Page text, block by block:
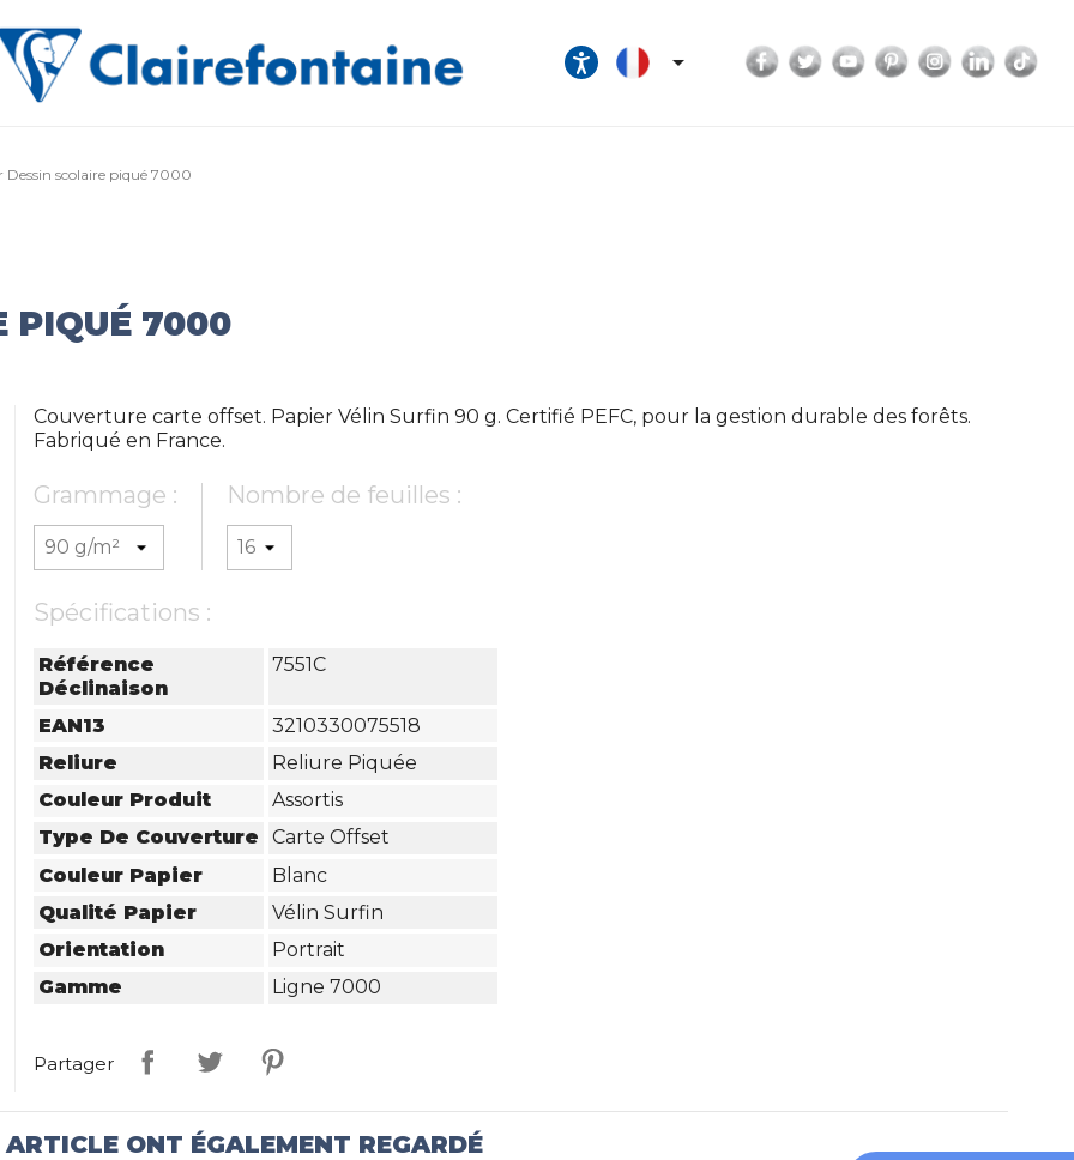
 Facebook
TwitterYouTubePinterestInstagram
Dessin scolaire piqué 7000
PIQUÉ 7000
Couverture carte offset. Papier Vélin Surfin 90 g. Certifié PEFC, pour la gestion durable des forêts.
Fabriqué en France.
Grammage : Nombre de feuilles :
Spécifications :
Référence
Déclinaison
7551C
EAN13
3210330075518
Reliure
Reliure Piquée
Couleur Produit
Assortis
Type De Couverture
Carte Offset
Couleur Papier
Blanc
Qualité Papier
Vélin Surfin
Orientation
Portrait
Gamme
Ligne 7000
Partager
ONT ÉGALEMENT REGARDÉ